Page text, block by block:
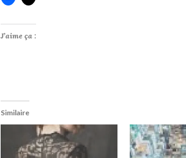
J’aime ça :
Similaire